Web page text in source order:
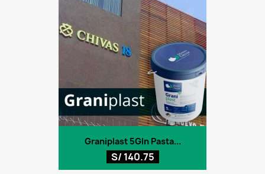
Graniplast 5Gln Pasta...
S/ 140.75